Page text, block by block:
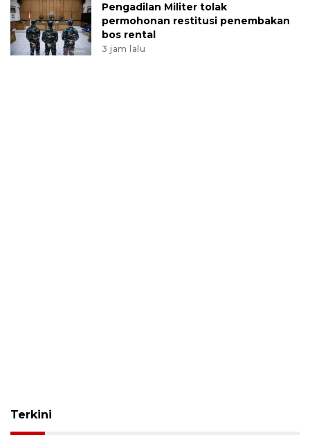
Pengadilan Militer tolak
permohonan restitusi penembakan
bos rental
3 jam lalu
Terkini